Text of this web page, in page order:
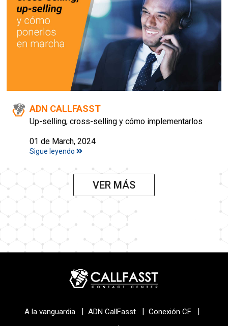
ADN CALLFASST
Up-selling, cross-selling y cómo implementarlos
01 de March, 2024
Sigue leyendo
VER MÁS
A la vanguardia | ADN CallFasst | Conexión CF |